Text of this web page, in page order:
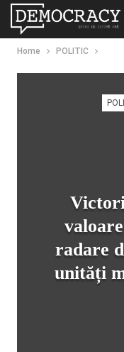
Home POLITIC
radare
unități